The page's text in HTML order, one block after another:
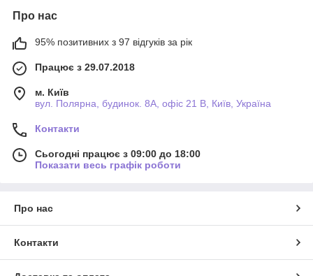
Про нас
95% позитивних з 97 відгуків за рік
Працює з 29.07.2018
м. Київ
вул. Полярна, будинок. 8А, офіс 21 В, Київ, Україна
Контакти
Сьогодні працює з 09:00 до 18:00
Показати весь графік роботи
Про нас
Контакти